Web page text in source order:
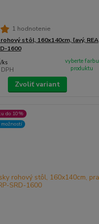
1 hodnotenie
stôl, 160x140cm, ľavý, REA
1600
/ks
vyberte farbu
produktu
Zvoliť variant
do 10%